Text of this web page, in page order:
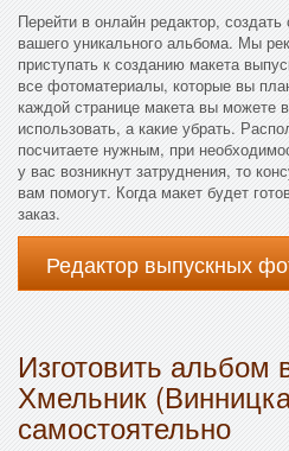
Перейти в онлайн редактор,
вашего уникального альбома. Мы
приступать к созданию макета
все фотоматериалы, которые вы
каждой странице макета вы можете
использовать, а какие убрать.
посчитаете нужным, при
у вас возникнут затруднения, то
вам помогут. Когда макет будет
заказ.
Редактор выпускных
Изготовить альбом
Хмельник
самостоятельно